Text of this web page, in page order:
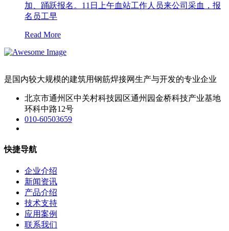
加、踊跃报名。11日上午血站工作人员来公司采血，报
名员工早
Read More
是国内较大规模的建筑用钢筋焊接网生产与开发的专业企业
北京市通州区中关村科技园区通州园金桥科技产业基地
环科中路12号
010-60503659
快捷导航
企业介绍
新闻资讯
产品介绍
技术支持
应用案例
联系我们